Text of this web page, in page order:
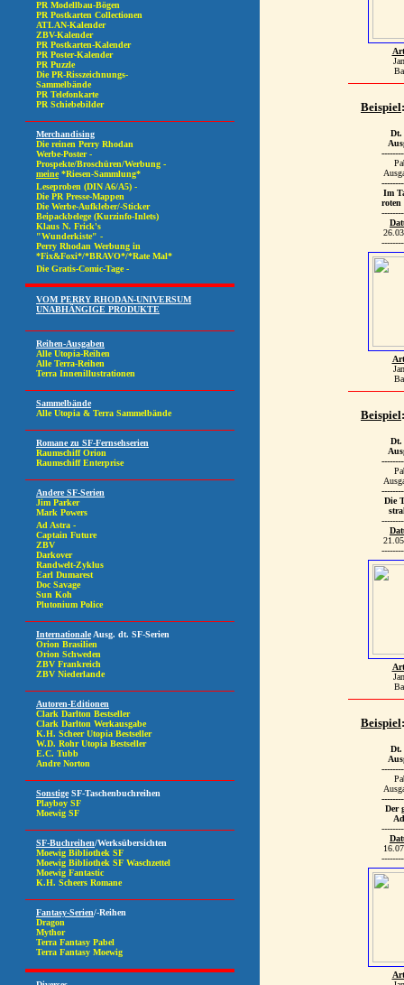
Beispiel
Im
roten
Beispiel
Die
Beispiel
Der